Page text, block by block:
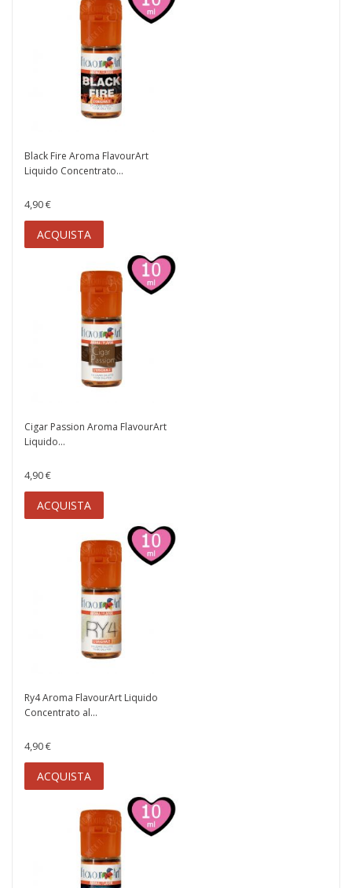
Black Fire Aroma FlavourArt
Liquido Concentrato...
4,90 €
ACQUISTA
Cigar Passion Aroma FlavourArt
Liquido...
4,90 €
ACQUISTA
Ry4 Aroma FlavourArt Liquido
Concentrato al...
4,90 €
ACQUISTA